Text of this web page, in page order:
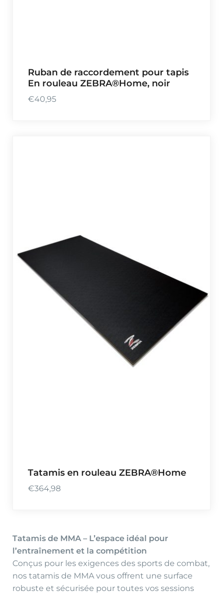
Ruban de raccordement pour tapis
En rouleau ZEBRA®Home, noir
€40,95
Tatamis en rouleau ZEBRA®Home
€364,98
Tatamis de MMA – L’espace idéal pour
l’entraînement et la compétition
Conçus pour les exigences des sports de combat,
nos tatamis de MMA vous offrent une surface
robuste et sécurisée pour toutes vos sessions